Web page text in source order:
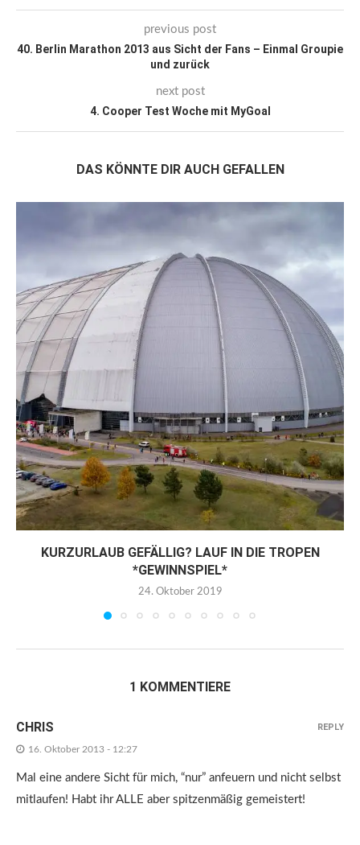
previous post
40. Berlin Marathon 2013 aus Sicht der Fans – Einmal Groupie
und zurück
next post
4. Cooper Test Woche mit MyGoal
DAS KÖNNTE DIR AUCH GEFALLEN
KURZURLAUB GEFÄLLIG? LAUF IN DIE TROPEN
*GEWINNSPIEL*
24. Oktober 2019
1 KOMMENTIERE
CHRIS
16. Oktober 2013 - 12:27
Mal eine andere Sicht für mich, “nur” anfeuern und nicht selbst
mitlaufen! Habt ihr ALLE aber spitzenmäßig gemeistert!
REPLY